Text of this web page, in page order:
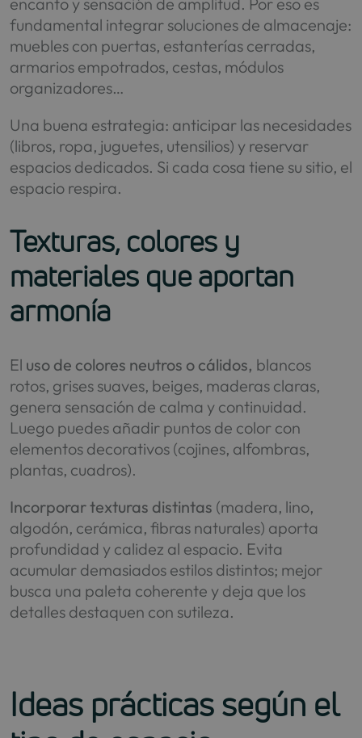
fundamental integrar soluciones de almacenaje:
muebles con puertas, estanterías cerradas,
armarios empotrados, cestas, módulos
organizadores…
Una buena estrategia: anticipar las necesidades
(libros, ropa, juguetes, utensilios) y reservar
espacios dedicados. Si cada cosa tiene su sitio, el
espacio respira.
Texturas, colores y
materiales que aportan
armonía
El uso de colores neutros o cálidos, blancos
rotos, grises suaves, beiges, maderas claras,
genera sensación de calma y continuidad.
Luego puedes añadir puntos de color con
elementos decorativos (cojines, alfombras,
plantas, cuadros).
Incorporar texturas distintas (madera, lino,
algodón, cerámica, fibras naturales) aporta
profundidad y calidez al espacio. Evita
acumular demasiados estilos distintos; mejor
busca una paleta coherente y deja que los
detalles destaquen con sutileza.
Ideas prácticas según el